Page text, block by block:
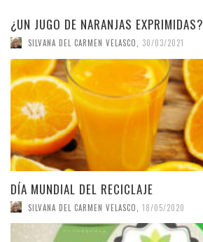
¿UN JUGO DE NARANJAS EXPRIMIDAS?
SILVANA DEL CARMEN VELASCO 30/03/2021
DÍA MUNDIAL DEL RECICLAJE
SILVANA DEL CARMEN VELASCO 18/05/2020